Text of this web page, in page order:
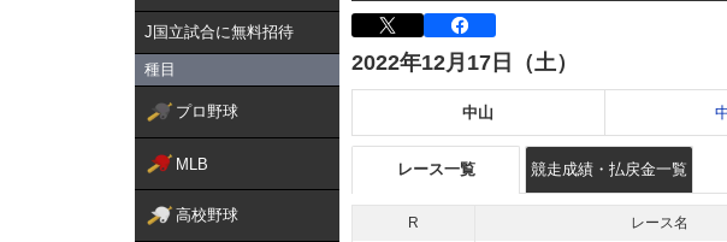
J国立試合に無料招待
種目
プロ野球
MLB
高校野球
2022年12月17日（土）
中山
レース一覧 競走成績・払戻金一覧
R レース名